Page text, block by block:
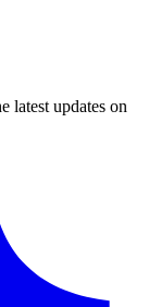
latest updates on